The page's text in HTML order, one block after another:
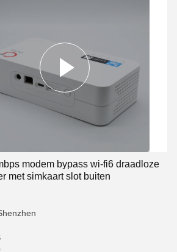
modem bypass wi-fi6 draadloze
met simkaart slot buiten